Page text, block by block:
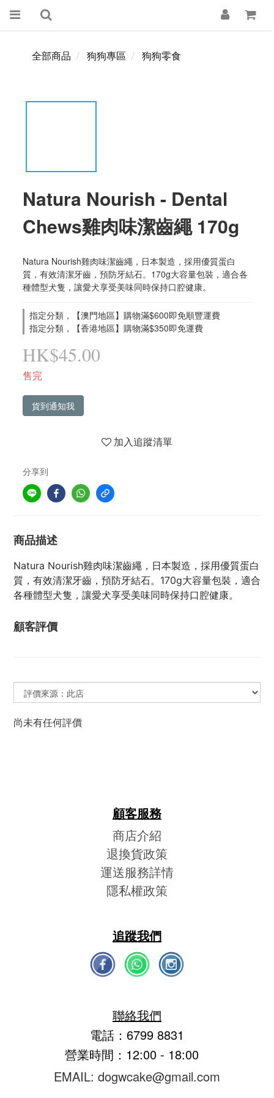
全部商品 狗狗專區 狗狗零食
Natura Nourish - Dental
Chews雞肉味潔齒繩 170g
Natura Nourish雞肉味潔齒繩，日本製造，採用優質蛋白
質，有效清潔牙齒，預防牙結石。170g大容量包裝，適合各
種體型犬隻，讓愛犬享受美味同時保持口腔健康。
指定分類，【澳門地區】購物滿$600即免順豐運費
指定分類，【香港地區】購物滿$350即免運費
HK$45.00
售完
貨到通知我
加入追蹤清單
分享到
商品描述
Natura Nourish雞肉味潔齒繩，日本製造，採用優質蛋白
質，有效清潔牙齒，預防牙結石。170g大容量包裝，適合
各種體型犬隻，讓愛犬享受美味同時保持口腔健康。
顧客評價
尚未有任何評價
顧客服務
商店介紹
退換貨政策
運送服務詳情
隱私權政策
追蹤我們
聯絡我們
電話：6799 8831
營業時間：12:00 - 18:00
EMAIL: dogwcake@gmail.com